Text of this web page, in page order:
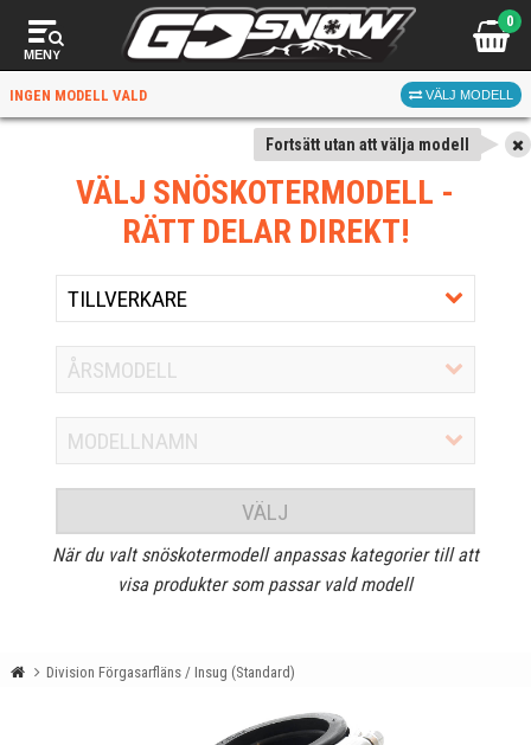
MENY
0
INGEN MODELL VALD VÄLJ MODELL
Fortsätt utan att välja modell
VÄLJ SNÖSKOTERMODELL -
RÄTT DELAR DIREKT!
VÄLJ
När du valt snöskotermodell anpassas kategorier till att
visa produkter som passar vald modell
Division Förgasarfläns / Insug (Standard)